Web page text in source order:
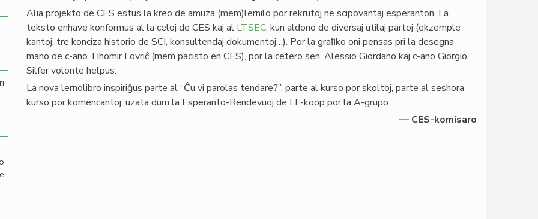
Alia projekto de CES estus la kreo de amuza (mem)lernilo por rekrutoj ne scipovantaj esperanton. La
teksto enhave konformus al la celoj de CES kaj al LTSEC, kun aldono de diversaj utilaj partoj (ekzemple
kantoj, tre konciza historio de SCI, konsultendaj dokumentoj…). Por la graﬁko oni pensas pri la desegna
mano de c-ano Tihomir Lovriĉ (mem pacisto en CES), por la cetero sen. Alessio Giordano kaj c-ano Giorgio
Silfer volonte helpus.
La nova lernolibro inspiriĝus parte al “Ĉu vi parolas tendare?”, parte al kurso por skoltoj, parte al seshora
kurso por komencantoj, uzata dum la Esperanto-Rendevuoj de LF-koop por la A-grupo.
— CES-komisaro